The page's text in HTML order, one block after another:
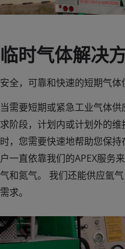
临时气体解决
安全，可靠和快速的短期气
当需要短期或紧急工业气体
求阶段，计划内或计划外的
时，您需要快速地帮助您保
户一直依靠我们的APEX服务
气和氮气。 我们还能供应氩
需求。